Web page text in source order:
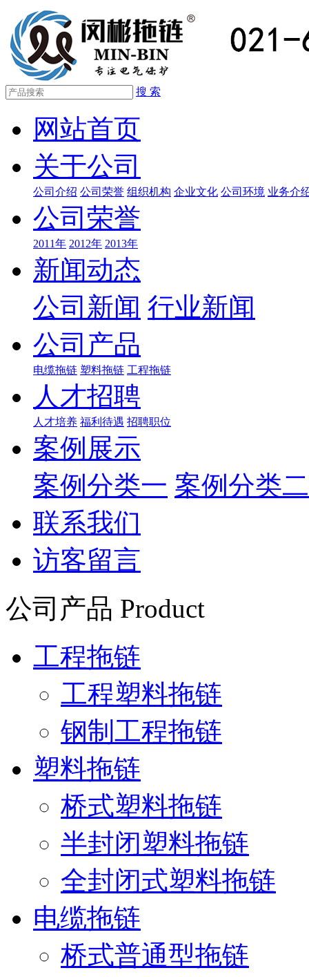
搜 索
网站首页
关于公司
公司介绍 公司荣誉 组织机构 企业文化 公司环境 业务介
公司荣誉
2011年 2012年 2013年
新闻动态
公司新闻 行业新闻
公司产品
电缆拖链 塑料拖链 工程拖链
人才招聘
人才培养 福利待遇 招聘职位
案例展示
案例分类一 案例分类二
联系我们
访客留言
公司产品 Product
工程拖链
工程塑料拖链
钢制工程拖链
塑料拖链
桥式塑料拖链
半封闭塑料拖链
全封闭式塑料拖链
电缆拖链
桥式普通型拖链